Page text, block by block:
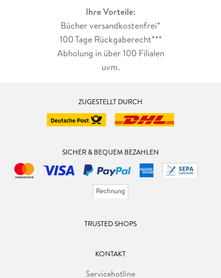
Ihre Vorteile:
Bücher versandkostenfrei*
100 Tage Rückgaberecht***
Abholung in über 100 Filialen
uvm.
ZUGESTELLT DURCH
SICHER & BEQUEM BEZAHLEN
TRUSTED SHOPS
KONTAKT
Servicehotline